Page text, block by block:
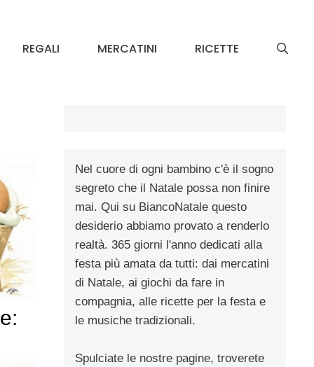
REGALI MERCATINI RICETTE
Nel cuore di ogni bambino c'è il sogno
segreto che il Natale possa non finire
mai. Qui su BiancoNatale questo
desiderio abbiamo provato a renderlo
realtà. 365 giorni l'anno dedicati alla
festa più amata da tutti: dai mercatini
di Natale, ai giochi da fare in
compagnia, alle ricette per la festa e
le musiche tradizionali.
Spulciate le nostre pagine, troverete